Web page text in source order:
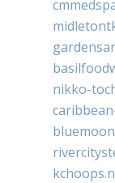
nikko-